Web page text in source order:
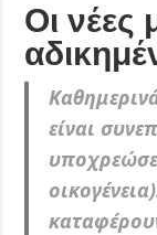
Οι νέες
είναι